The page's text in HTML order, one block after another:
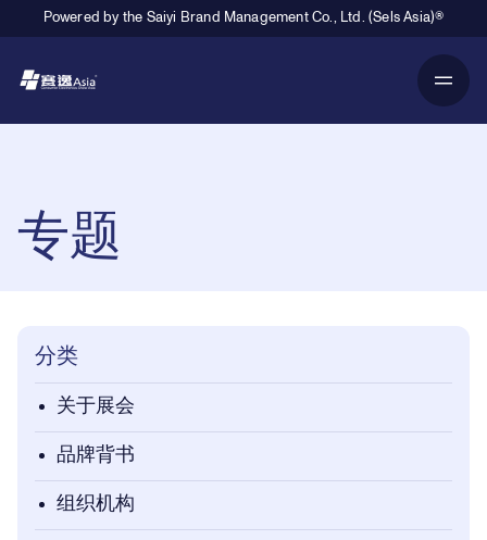
Powered by the Saiyi Brand Management Co., Ltd. (Sels Asia)®
专题
分类
关于展会
品牌背书
组织机构